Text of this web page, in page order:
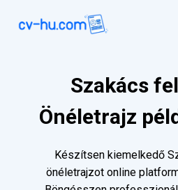
Szakács
Önéletrajz
Készítsen kiemelkedő
önéletrajzot online